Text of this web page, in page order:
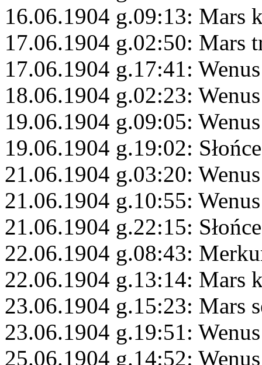
16.06.1904 g.09:13: Mars
17.06.1904 g.02:50: Mars
17.06.1904 g.17:41:
18.06.1904 g.02:23:
19.06.1904 g.09:05:
19.06.1904 g.19:02:
21.06.1904 g.03:20:
21.06.1904 g.10:55:
21.06.1904 g.22:15:
22.06.1904 g.08:43:
22.06.1904 g.13:14: Mars
23.06.1904 g.15:23: Mars
23.06.1904 g.19:51:
25.06.1904 g.14:52: